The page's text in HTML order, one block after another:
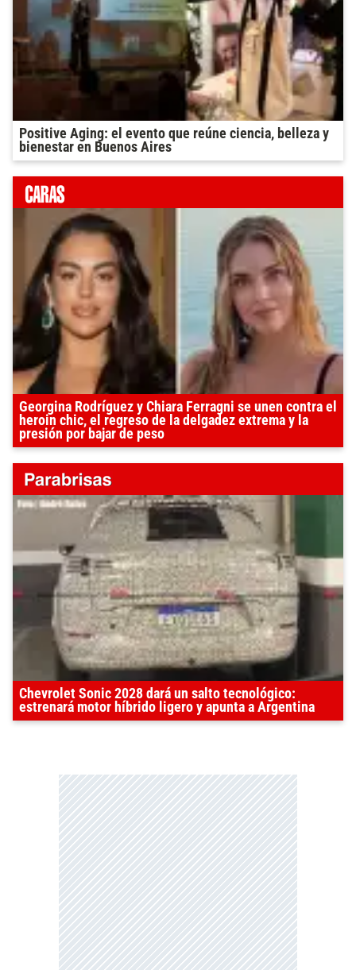
Positive Aging: el evento que reúne ciencia, belleza y
bienestar en Buenos Aires
Georgina Rodríguez y Chiara Ferragni se unen contra el
heroin chic, el regreso de la delgadez extrema y la
presión por bajar de peso
Chevrolet Sonic 2028 dará un salto tecnológico:
estrenará motor híbrido ligero y apunta a Argentina